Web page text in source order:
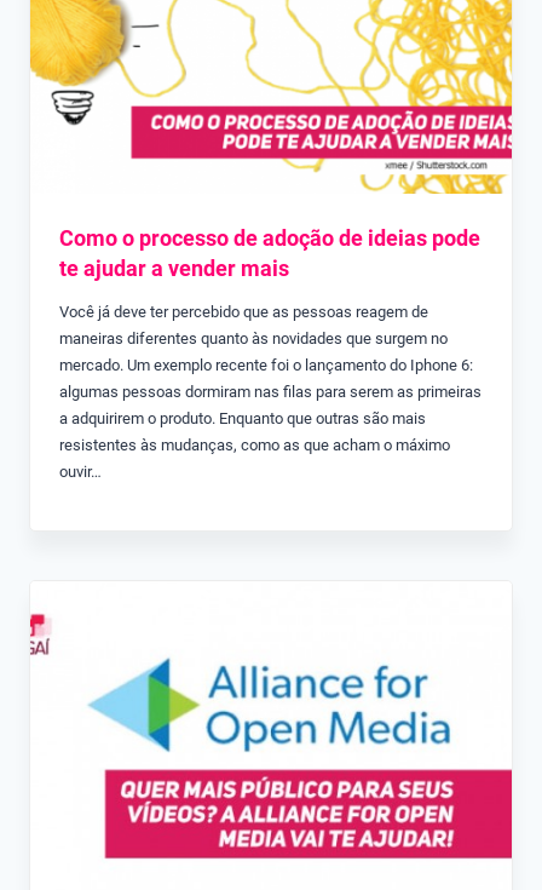
Como o processo de adoção de ideias pode
te ajudar a vender mais
Você já deve ter percebido que as pessoas reagem de
maneiras diferentes quanto às novidades que surgem no
mercado. Um exemplo recente foi o lançamento do Iphone 6:
algumas pessoas dormiram nas filas para serem as primeiras
a adquirirem o produto. Enquanto que outras são mais
resistentes às mudanças, como as que acham o máximo
ouvir…